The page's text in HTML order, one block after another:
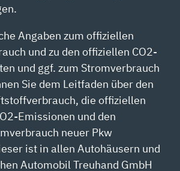
Angaben zum offiziellen
und zu den offiziellen CO2-
und ggf. zum Stromverbrauch
Sie dem Leitfaden über den
die offiziellen
Emissionen und den
neuer Pkw
ist in allen Autohäusern und
Automobil Treuhand GmbH